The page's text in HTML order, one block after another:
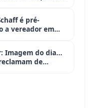
é pré-
a vereador em
Imagem do dia...
de